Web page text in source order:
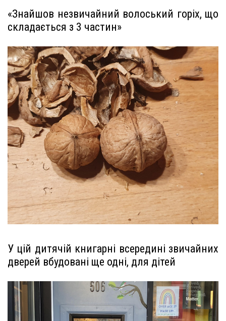
«Знайшов незвичайний волоський горіх, що
складається з 3 частин»
У цій дитячій книгарні всередині звичайних
дверей вбудовані ще одні, для дітей